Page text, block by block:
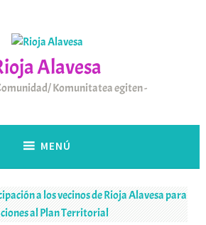
Alavesa
Komunitatea egiten
MENÚ